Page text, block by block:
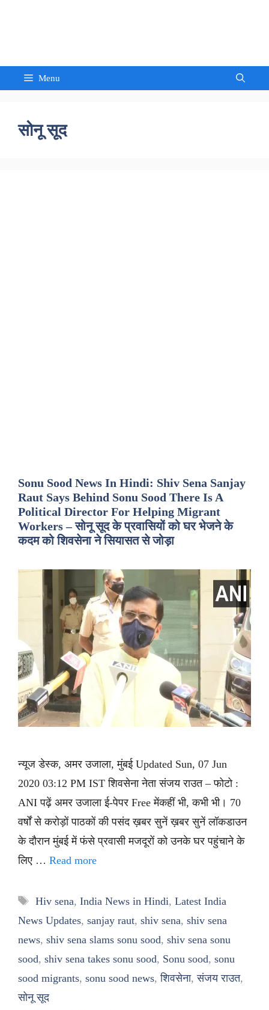
Menu
सोनू सूद
Sonu Sood News In Hindi: Shiv Sena Sanjay
Raut Says Behind Sonu Sood There Is A
Political Director For Helping Migrant
Workers – सोनू सूद के प्रवासियों को घर भेजने के
कदम को शिवसेना ने सियासत से जोड़ा
न्यूज डेस्क, अमर उजाला, मुंबई Updated Sun, 07 Jun
2020 03:12 PM IST शिवसेना नेता संजय राउत – फोटो :
ANI पढ़ें अमर उजाला ई-पेपर Free मेंकहीं भी, कभी भी। 70
वर्षों से करोड़ों पाठकों की पसंद ख़बर सुनें ख़बर सुनें लॉकडाउन
के दौरान मुंबई में फंसे प्रवासी मजदूरों को उनके घर पहुंचाने के
लिए … Read more
Tags
Hiv sena, India News in Hindi, Latest India
News Updates, sanjay raut, shiv sena, shiv sena
news, shiv sena slams sonu sood, shiv sena sonu
sood, shiv sena takes sonu sood, Sonu sood, sonu
sood migrants, sonu sood news,शिवसेना,संजय राउत,
सोनू सूद